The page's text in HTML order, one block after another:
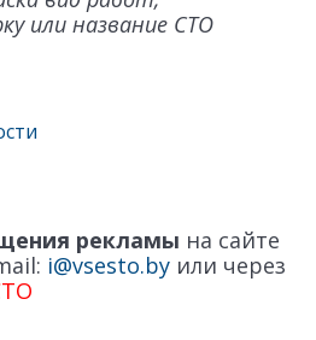
или название СТО
рекламы на сайте
i@vsesto.by или через